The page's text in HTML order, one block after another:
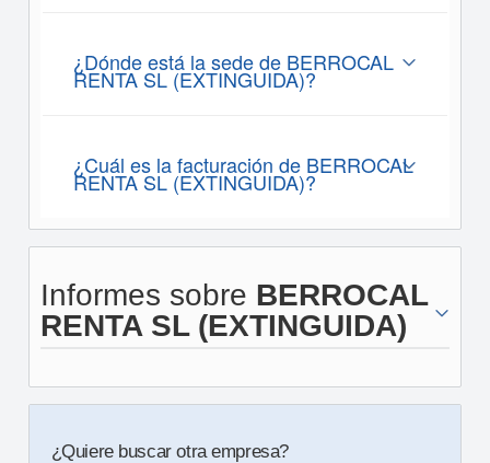
¿Dónde está la sede de BERROCAL
RENTA SL (EXTINGUIDA)?
¿Cuál es la facturación de BERROCAL
RENTA SL (EXTINGUIDA)?
Informes sobre BERROCAL
RENTA SL (EXTINGUIDA)
¿Quiere buscar otra empresa?